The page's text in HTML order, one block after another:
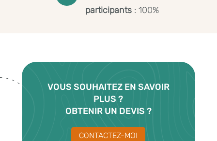
participants: 100%
VOUS SOUHAITEZ EN SAVOIR
PLUS ?
OBTENIR UN DEVIS ?
CONTACTEZ-MOI